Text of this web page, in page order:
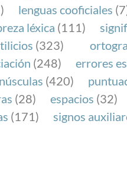
lenguas cooficiales
léxica (111)
(323)
(248)
errores
(420)
(28) espacios (32)
(171)
signos